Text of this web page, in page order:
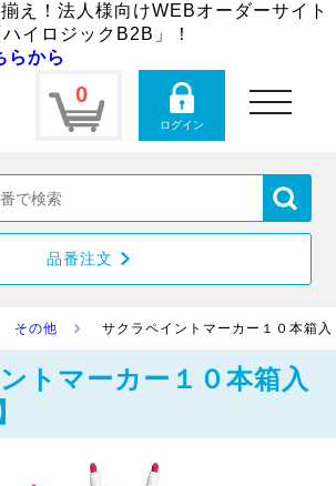
え！法人様向けWEBオーダーサイト
ハイロジックB2B」！
らから
0
ログイン
toggle
navigation
品番注文
その他 サクラペイントマーカー１０本箱
トマーカー１０本箱入